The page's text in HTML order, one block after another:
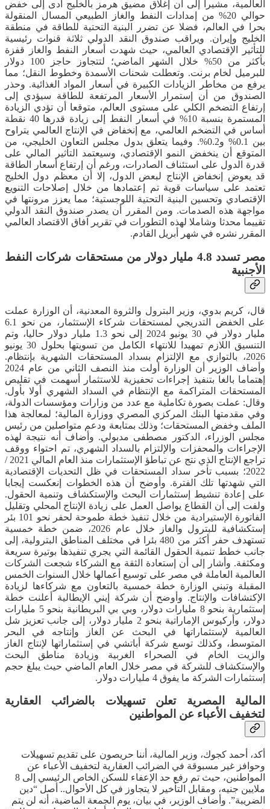
العالمية، مشيرا إلى أن إغلاق مضيق هرمز بالخليج أدى إلى خفض
حوالي 20% من إمدادات النفط والغاز الطبيعي المسال المنقولة
بحرا في العالم، فضلا عن تضرر البنية التحتية للطاقة في منطقة
الخليج وإيران. ويراقب صندوق النقد الدولي ثلاثة قنوات رئيسية
للتأثير الإقتصادي العالمي، حيث شهدت أسعار النفط والغاز قفزة
بأكثر من 50% خلال الشهر الماضي؛ لتتجاوز حاجز 100 دولار
للبرميل لخام برنت. وتعطلت شحنات الأسمدة وخطوط النقل؛ مما
يرفع من مخاطر الزيادات الكبيرة في أسعار المواد الغذائية. وحذر
الصندوق من أن إستمرار الأسعار المرتفعة للطاقة سيؤدي إلى
إرتفاع التضخم الكلي على مستوى العالم، متوقعا أن تؤدي الزيادة
المستمرة بنسبة 10% في أسعار النفط إلى زيادة قدرها 40 نقطة
أساس في التضخم العالمي، مع إنخفاض في الإنتاج العالمي يتراوح
بين 0.1% و0.2%. وفيما يتعلق بدول مجلس التعاون الخليجي، من
المتوقع أن ينخفض النمو الإقتصادي، وسيعتمد التأثير المالي على
قدرة الدول على استئناف الصادرات، ورغم أن إرتفاع أسعار الطاقة
قد يعوض إنخفاض الإنتاج لبعض الدول، إلا أن معظم دول الخليج
تعتمد على سياسات قوية تم إعتمادها من خلال إصلاحات التنويع
الإقتصادي وتحسين البنية التحتية اللوجستية؛ مما يعزز مرونتها في
مواجهة هذه الصدمات. ومن المقرر أن يصدر صندوق النقد الدولي
تقييما محدثا وشاملا لهذه التطورات في تقرير آفاق الاقتصاد العالمي
المقرر نشره في شهر أبريل القادم.
مصر تسدد 4.8 مليار دولار من مستحقات شركات النفط
الأجنبية
قال، كريم بدوي، وزير البترول والثروة المعدنية، أن الوزارة عملت
على الخفض التدريجي لمستحقات شركاء الإستثمار، من نحو 6.1
مليار دولار في 30 يونيو 2024 إلى نحو 1.3 مليار دولار حاليا، وتم
التنسيق اللازم تمهيدا للانتهاء الكامل من تسويتها بحلول 30 يونيو
2026، بالتوازي مع الإلتزام بسداد المستحقات الشهرية بإنتظام.
وأضاف الوزير أن الوزارة أولت منذ النصف الثاني من عام 2024
إهتماما بالغا بتنفيذ إجراءات تحفيزية للاستثمار أسهمت في تقليص
المستحقات المتراكمة مع الإنتظام في السداد الشهري أولا بأول.
وقال: عملت بصورة تكاملية مع عدد من وزارات ومؤسسات الدولة،
وفي مقدمتها البنك المركزي المصري ووزارة المالية؛ لمعالجة هذا
الملف وخفض المستحقات؛ وذلك بمتابعة ودعم متواصلين من رئيس
مجلس الوزراء، الدكتور مصطفى مدبولي. وأضاف أنه نتيجة لهذه
الإجراءات والمحفزات والإلتزام بالسداد الشهري، تم احتواء ووقف
تراجع الإنتاج الذي نتج عن تباطؤ الإستثمارات منذ العام المالي 2021 /
2022؛ بسبب تأخر سداد المستحقات في ظل التحديات الإقتصادية
التي شهدتها تلك الفترة. وأوضح أن هذه الخطوات إنعكست إيجابا
على إعادة تنشيط إستثمارات البحث والإستكشاف وتنمية الحقول.
ولفت إلى أن القطاع يواصل العمل على زيادة الإنتاج المحلي وتقليل
الفاتورة الإستيرادية من خلال تنفيذ خطة طموحة لحفر نحو 101 بئر
إستكشافية للبترول والغاز خلال عام 2026، ضمن خطة خمسية
تستهدف حفر أكثر من 480 بئرا في مختلف المناطق البترولية، إلى
جانب خطط تنمية الحقول القائمة التي يجري تنفيذها بوتيرة سريعة
ومكثفة. وأشار إلى أن إستعادة الثقة مع الشركاء شجعت الشركات
العالمية العاملة في مصر على توسيع أعمالها خلال السنوات الخمس
المقبلة وتبني الوزارة خطة خمسية بالتعاون مع شركاءها لزيادة
الإكتشافات والإنتاج. وأوضح أن شركة إيني الإيطالية أعلنت خطة
إستثمارية بنحو 8 مليارات دولار، وبي بي البريطانية بنحو 5 مليارات
دولار، وأركيوس الإماراتية بنحو 2 مليار دولار، إلى جانب تعزيز شل
العالمية لإستثماراتها في البحث عن الغاز وإنتاجه في البحر
المتوسط، وكذلك توسع شركة أباتشي في إستثماراتها لإنتاج الغاز
والزيت الخام في الصحراء الغربية وزيادة مناطق البحث
والإستكشاف للشركة في مصر خلال العام الماضي حيث يبلغ حجم
إستثمارات الشركة ما يفوق 4 مليارات دولار.
المالية المصرية تعلن تسهيلات بالضرائب العقارية
لتخفيف الأعباء عن المواطنين
أكد، أحمد كجوك، وزير المالية، أننا حريصون على تقديم تسهيلات
وحوافز غير مسبوقة في الضرائب العقارية لتخفيف الأعباء عن
المواطنين، حيث تم رفع حد الإعفاء للسكن الخاص الرئيسي إلى 8
ملايين جنيه، ومقابل التأخير لا يتجاوز في كل الأحوال.. أصل “دين
الضريبة”. وأضاف الوزير، في بيان، يوم الجمعة الماضية، أنه لن يتم